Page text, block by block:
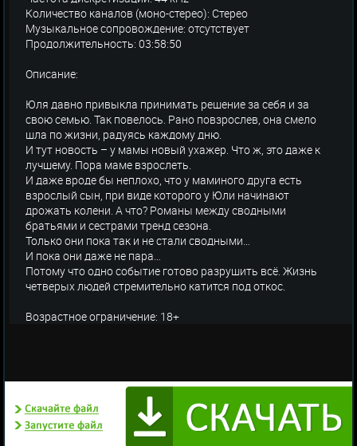
Количество каналов (моно-стерео): Стерео
Музыкальное сопровождение: отсутствует
Продолжительность: 03:58:50
Описание:
Юля давно привыкла принимать решение за себя и за
свою семью. Так повелось. Рано повзрослев, она смело
шла по жизни, радуясь каждому дню.
И тут новость – у мамы новый ухажер. Что ж, это даже к
лучшему. Пора маме взрослеть.
И даже вроде бы неплохо, что у маминого друга есть
взрослый сын, при виде которого у Юли начинают
дрожать колени. А что? Романы между сводными
братьями и сестрами тренд сезона.
Только они пока так и не стали сводными…
И пока они даже не пара…
Потому что одно событие готово разрушить всё. Жизнь
четверых людей стремительно катится под откос.
Возрастное ограничение: 18+